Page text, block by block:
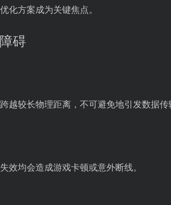
化方案成为关键焦点。
碍
较长物理距离，不可避免地引发数据传
效均会造成游戏卡顿或意外断线。